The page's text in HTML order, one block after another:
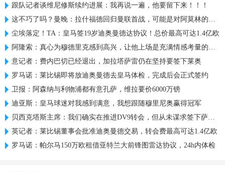
跟队记者谈维尼修斯续约进展：我再说一遍，他要留下来！！！
这不巧了吗？曼晚：拉什福德回归曼联首战，可能是对阿莫林的米兰
尘埃落定！TA：皇马签19岁迪奥曼德达协议！总价最高可达1.4亿欧
阿隆索：真心为穆德里克感到高兴，让他上场是充满情感考量的决定
意记者：费内巴切已经退出，加拉塔萨雷仍在坚持要签下莱奥
罗马诺：莱比锡即将放迪奥曼德去皇马体检，完成后会正式签约
卫报：阿森纳与利物浦都有意孔萨，维拉要价6000万镑
迪亚斯：皇马球迷对我感到满意，我想跟随穆里尼奥赢得冠军
贝西克塔斯主席：我们确实在推进DV9转会，但从未谋求签下萨拉赫
英记者：莱比锡董事会批准迪奥曼德交易，转会费最高可达1.4亿欧
罗马诺：帕尔马150万欧租借亚特兰大前锋图雷达协议，24h内体检